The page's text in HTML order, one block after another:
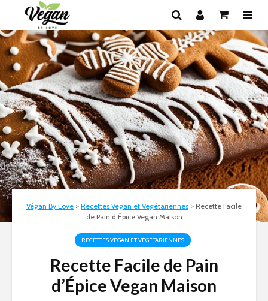
Végan By Love > Recettes Vegan et Végétariennes > Recette Facile
de Pain d’Épice Vegan Maison
RECETTES VEGAN ET VÉGÉTARIENNES
Recette Facile de Pain
d’Épice Vegan Maison